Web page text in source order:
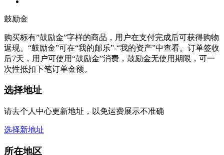
鼓励金
购买标有”鼓励金”字样的商品，用户在支付完成后可获得购物
返现。“鼓励金”可在“我的邮乐”-“我的资产”中查看。订单签收
后7天，用户可使用“鼓励金”消费，鼓励金无使用期限，可一
次性抵扣下笔订单金额。
选择地址
请去个人中心更新地址，以免运费展示不准确
选择新地址
所在地区